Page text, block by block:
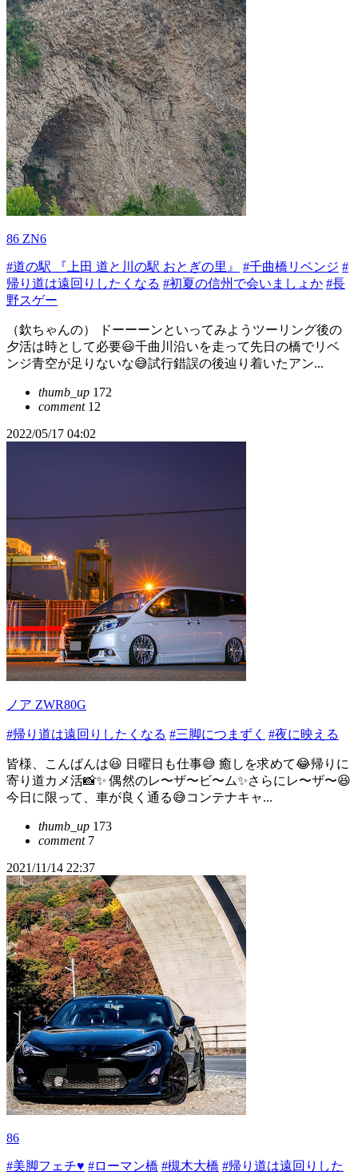
86 ZN6
#道の駅 『上田 道と川の駅 おとぎの里』 #千曲橋リベンジ #
帰り道は遠回りしたくなる #初夏の信州で会いましょか #長
野スゲー
（欽ちゃんの） ドーーーンといってみようツーリング後の
夕活は時として必要😃千曲川沿いを走って先日の橋でリベ
ンジ青空が足りないな😅試行錯誤の後辿り着いたアン...
thumb_up 172
comment12
2022/05/17 04:02
ノア ZWR80G
#帰り道は遠回りしたくなる #三脚につまずく #夜に映える
皆様、こんばんは😃 日曜日も仕事😅 癒しを求めて😂帰りに
寄り道カメ活📸✨ 偶然のレ〜ザ〜ビ〜ム✨さらにレ〜ザ〜😆
今日に限って、車が良く通る😅コンテナキャ...
thumb_up 173
comment7
2021/11/14 22:37
86
#美脚フェチ♥ #ローマン橋 #槻木大橋 #帰り道は遠回りした